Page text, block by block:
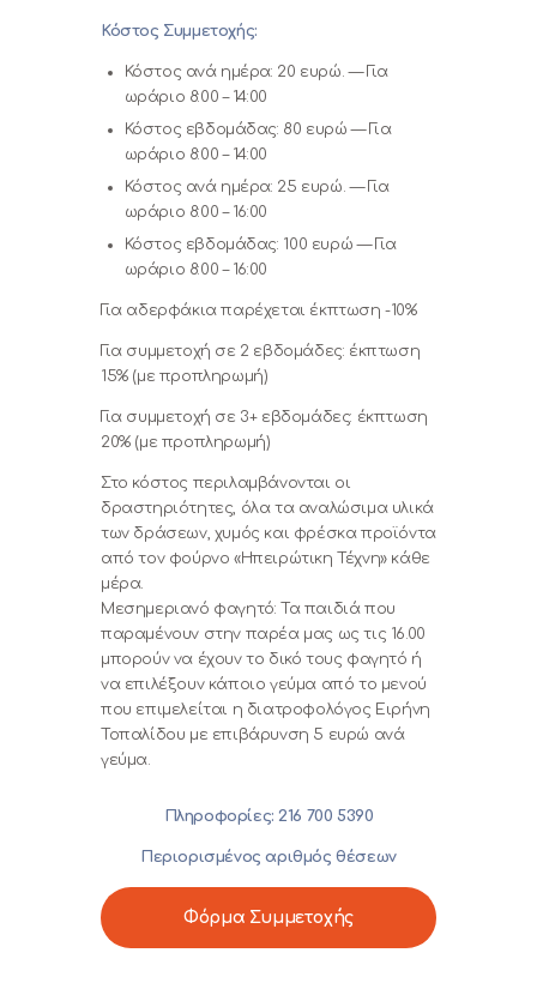
Κόστος Συμμετοχής:
Κόστος ανά ημέρα: 20 ευρώ. — Για
ωράριο 8:00 – 14:00
Κόστος εβδομάδας: 80 ευρώ — Για
ωράριο 8:00 – 14:00
Κόστος ανά ημέρα: 25 ευρώ. — Για
ωράριο 8:00 – 16:00
Κόστος εβδομάδας: 100 ευρώ — Για
ωράριο 8:00 – 16:00
Για αδερφάκια παρέχεται έκπτωση -10%
Για συμμετοχή σε 2 εβδομάδες: έκπτωση
15% (με προπληρωμή)
Για συμμετοχή σε 3+ εβδομάδες: έκπτωση
20% (με προπληρωμή)
Στο κόστος περιλαμβάνονται οι
δραστηριότητες, όλα τα αναλώσιμα υλικά
των δράσεων, χυμός και φρέσκα προϊόντα
από τον φούρνο «Ηπειρώτικη Τέχνη» κάθε
μέρα.
Μεσημεριανό φαγητό: Τα παιδιά που
παραμένουν στην παρέα μας ως τις 16.00
μπορούν να έχουν το δικό τους φαγητό ή
να επιλέξουν κάποιο γεύμα από το μενού
που επιμελείται η διατροφολόγος Ειρήνη
Τοπαλίδου με επιβάρυνση 5 ευρώ ανά
γεύμα.
Πληροφορίες: 216 700 5390
Περιορισμένος αριθμός θέσεων
Φόρμα Συμμετοχής